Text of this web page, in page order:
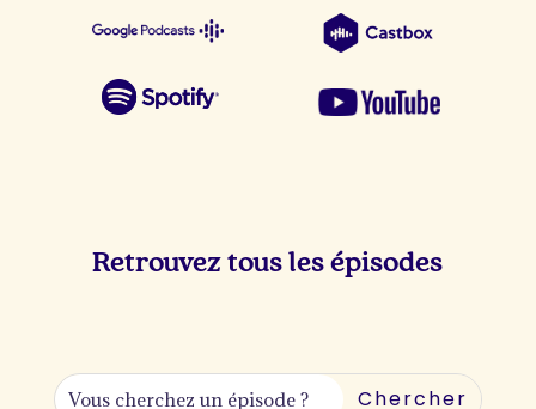
Retrouvez tous les épisodes